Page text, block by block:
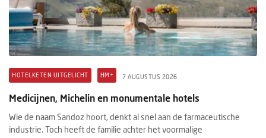
HOTELKETEN UITGELICHT HM+ 7 AUGUSTUS 2026
Medicijnen, Michelin en monumentale hotels
Wie de naam Sandoz hoort, denkt al snel aan de farmaceutische
industrie. Toch heeft de familie achter het voormalige